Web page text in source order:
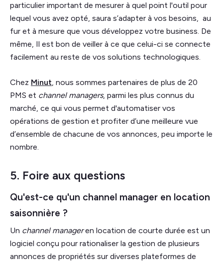
particulier important de mesurer à quel point l'outil pour
lequel vous avez opté, saura s’adapter à vos besoins, au
fur et à mesure que vous développez votre business. De
même, Il est bon de veiller à ce que celui-ci se connecte
facilement au reste de vos solutions technologiques.
Chez Minut, nous sommes partenaires de plus de 20
PMS et channel managers, parmi les plus connus du
marché, ce qui vous permet d'automatiser vos
opérations de gestion et profiter d’une meilleure vue
d’ensemble de chacune de vos annonces, peu importe le
nombre.
5. Foire aux questions
Qu'est-ce qu'un channel manager en location
saisonnière ?
Un channel manageren location de courte durée est un
logiciel conçu pour rationaliser la gestion de plusieurs
annonces de propriétés sur diverses plateformes de